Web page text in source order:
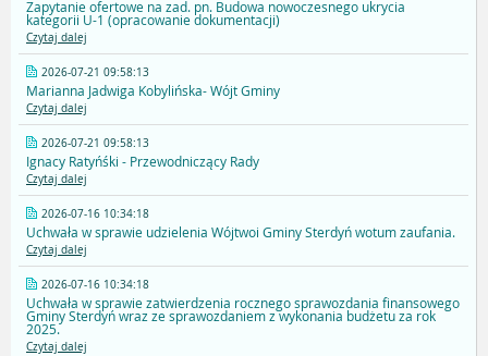
Zapytanie ofertowe na zad. pn. Budowa nowoczesnego ukrycia
kategorii U-1 (opracowanie dokumentacji)
Czytaj dalej
2026-07-21 09:58:13
Marianna Jadwiga Kobylińska- Wójt Gminy
Czytaj dalej
2026-07-21 09:58:13
Ignacy Ratyńśki - Przewodniczący Rady
Czytaj dalej
2026-07-16 10:34:18
Uchwała w sprawie udzielenia Wójtwoi Gminy Sterdyń wotum zaufania.
Czytaj dalej
2026-07-16 10:34:18
Uchwała w sprawie zatwierdzenia rocznego sprawozdania finansowego
Gminy Sterdyń wraz ze sprawozdaniem z wykonania budżetu za rok
2025.
Czytaj dalej